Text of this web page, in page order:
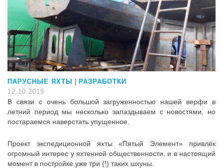
ПАРУСНЫЕ ЯХТЫ | РАЗРАБОТКИ
12.10.2019
В связи с очень большой загруженностью нашей верфи в
летний период мы несколько запаздываем с новостями, но
постараемся наверстать упущенное.
Проект экспедиционной яхты «Пятый Элемент» привлёк
огромный интерес у яхтенной общественности, и в настоящий
момент в постройке уже три (!) таких шхуны.